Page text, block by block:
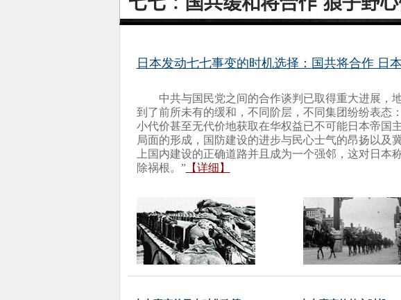
日本发动七七事变的时机选择：国共将合作 日
中共与国民党之间的合作谈判已取得重大进展，
到了前所未有的缓和，不同阶层，不同集团纷纷表态
小代价甚至无代价地获取在华权益已不可能日本帝国
局面的形成，国防建设的进步与民心士气的昂扬以及
上国内建设的正确道路并且成为一个强邻，这对日本
除祸根。”【详细】